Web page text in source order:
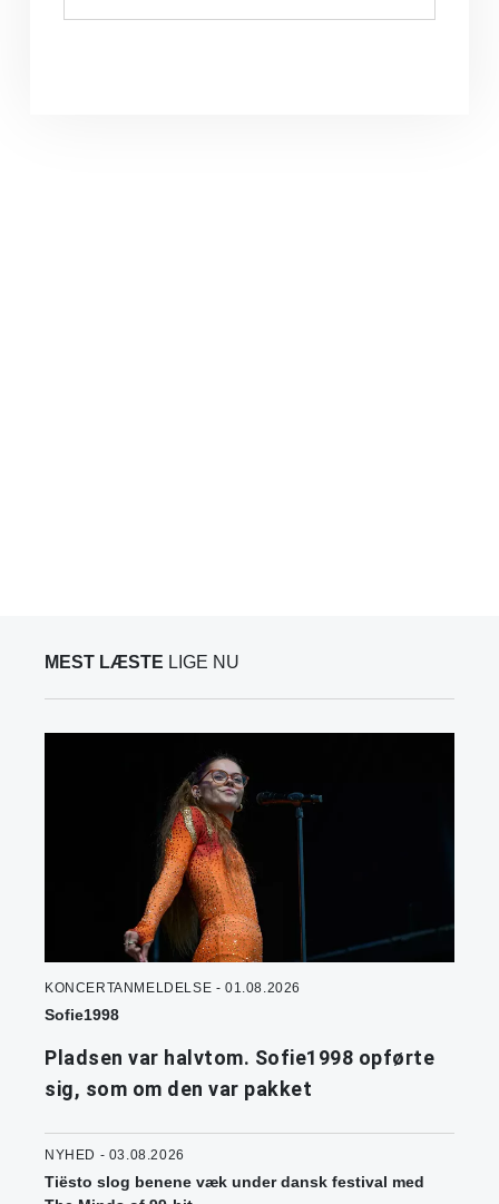
MEST LÆSTE LIGE NU
KONCERTANMELDELSE - 01.08.2026
Sofie1998
Pladsen var halvtom. Sofie1998 opførte
sig, som om den var pakket
NYHED - 03.08.2026
Tiësto slog benene væk under dansk festival med